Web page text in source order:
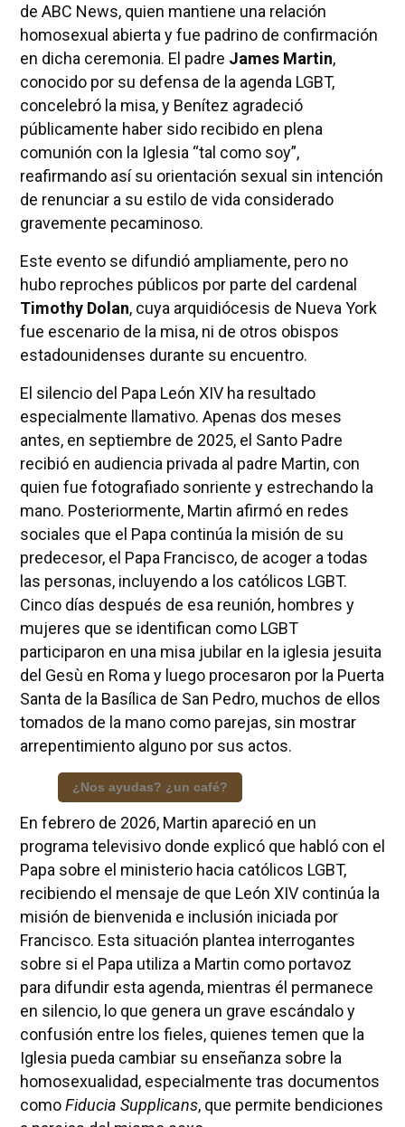
de ABC News, quien mantiene una relación
homosexual abierta y fue padrino de confirmación
en dicha ceremonia. El padre James Martin,
conocido por su defensa de la agenda LGBT,
concelebró la misa, y Benítez agradeció
públicamente haber sido recibido en plena
comunión con la Iglesia “tal como soy”,
reafirmando así su orientación sexual sin intención
de renunciar a su estilo de vida considerado
gravemente pecaminoso.
Este evento se difundió ampliamente, pero no
hubo reproches públicos por parte del cardenal
Timothy Dolan, cuya arquidiócesis de Nueva York
fue escenario de la misa, ni de otros obispos
estadounidenses durante su encuentro.
El silencio del Papa León XIV ha resultado
especialmente llamativo. Apenas dos meses
antes, en septiembre de 2025, el Santo Padre
recibió en audiencia privada al padre Martin, con
quien fue fotografiado sonriente y estrechando la
mano. Posteriormente, Martin afirmó en redes
sociales que el Papa continúa la misión de su
predecesor, el Papa Francisco, de acoger a todas
las personas, incluyendo a los católicos LGBT.
Cinco días después de esa reunión, hombres y
mujeres que se identifican como LGBT
participaron en una misa jubilar en la iglesia jesuita
del Gesù en Roma y luego procesaron por la Puerta
Santa de la Basílica de San Pedro, muchos de ellos
tomados de la mano como parejas, sin mostrar
arrepentimiento alguno por sus actos.
¿Nos ayudas? ¿un café?
En febrero de 2026, Martin apareció en un
programa televisivo donde explicó que habló con el
Papa sobre el ministerio hacia católicos LGBT,
recibiendo el mensaje de que León XIV continúa la
misión de bienvenida e inclusión iniciada por
Francisco. Esta situación plantea interrogantes
sobre si el Papa utiliza a Martin como portavoz
para difundir esta agenda, mientras él permanece
en silencio, lo que genera un grave escándalo y
confusión entre los fieles, quienes temen que la
Iglesia pueda cambiar su enseñanza sobre la
homosexualidad, especialmente tras documentos
comoFiducia Supplicans, que permite bendiciones